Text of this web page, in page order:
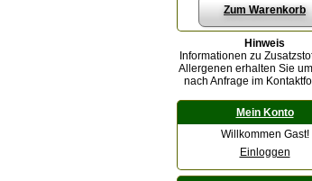
Zum Warenkorb
Hinweis
Informationen zu
Allergenen erhalten Sie
nach Anfrage im
Mein Konto
Willkommen Gast!
Einloggen